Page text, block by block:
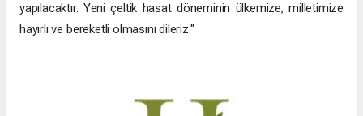
yapılacaktır. Yeni çeltik hasat döneminin ülkemize, milletimize
hayırlı ve bereketli olmasını dileriz."